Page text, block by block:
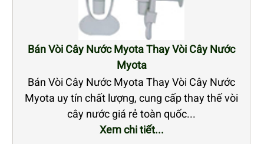
Bán Vòi Cây Nước Myota Thay Vòi Cây Nước
Myota
Bán Vòi Cây Nước Myota Thay Vòi Cây Nước
Myota uy tín chất lượng, cung cấp thay thế vòi
cây nước giá rẻ toàn quốc...
Xem chi tiết...